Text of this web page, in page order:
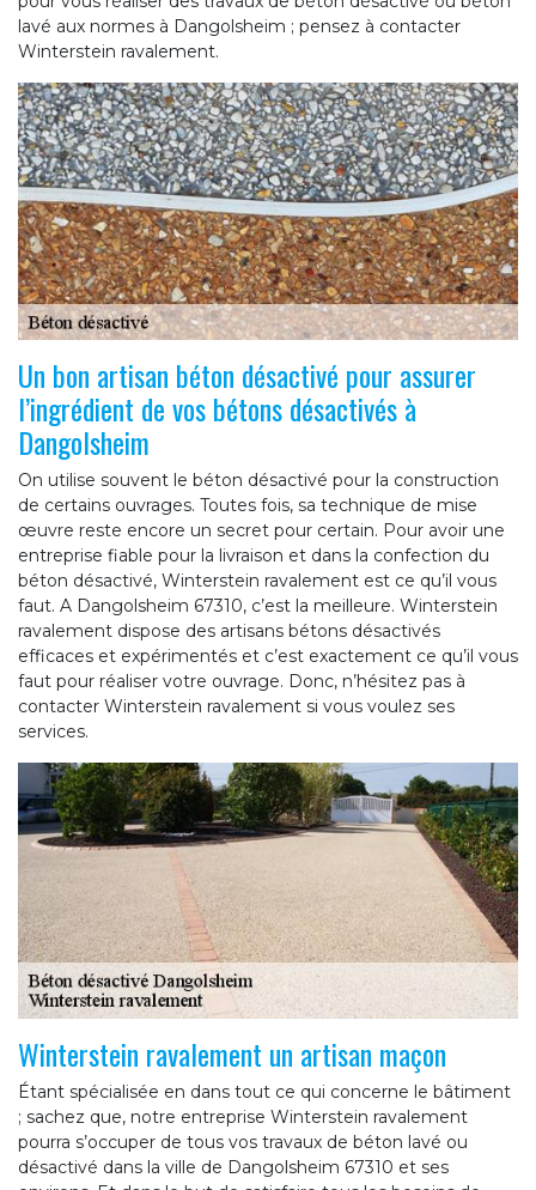
lavé aux normes à Dangolsheim ; pensez à contacter
Winterstein ravalement.
Un bon artisan béton désactivé pour assurer
l’ingrédient de vos bétons désactivés à
Dangolsheim
On utilise souvent le béton désactivé pour la construction
de certains ouvrages. Toutes fois, sa technique de mise
œuvre reste encore un secret pour certain. Pour avoir une
entreprise fiable pour la livraison et dans la confection du
béton désactivé, Winterstein ravalement est ce qu’il vous
faut. A Dangolsheim 67310, c’est la meilleure. Winterstein
ravalement dispose des artisans bétons désactivés
efficaces et expérimentés et c’est exactement ce qu’il vous
faut pour réaliser votre ouvrage. Donc, n’hésitez pas à
contacter Winterstein ravalement si vous voulez ses
services.
Winterstein ravalement un artisan maçon
Étant spécialisée en dans tout ce qui concerne le bâtiment
; sachez que, notre entreprise Winterstein ravalement
pourra s’occuper de tous vos travaux de béton lavé ou
désactivé dans la ville de Dangolsheim 67310 et ses